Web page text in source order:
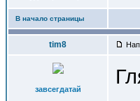
В начало страницы
tim8
завсегдатай